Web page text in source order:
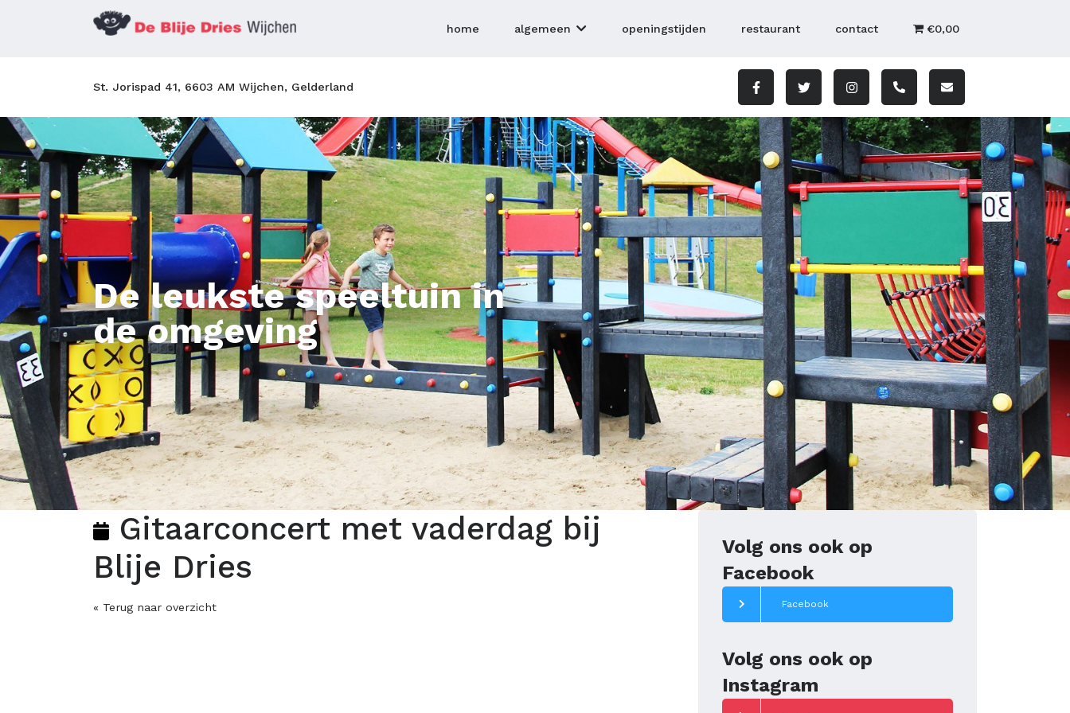
home algemeen openingstijden restaurant contact €0,00
St. Jorispad 41, 6603 AM Wijchen, Gelderland
De leukste speeltuin in
de omgeving
Gitaarconcert met vaderdag bij
Blije Dries
« Terug naar overzicht
Volg ons ook op
Facebook
Facebook
Volg ons ook op
Instagram